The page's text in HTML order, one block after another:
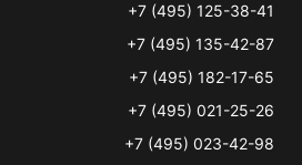
+7 (495) 125-38-41
+7 (495) 135-42-87
+7 (495) 182-17-65
+7 (495) 021-25-26
+7 (495) 023-42-98